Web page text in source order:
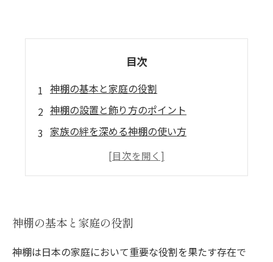
目次
神棚の基本と家庭の役割
神棚の設置と飾り方のポイント
家族の絆を深める神棚の使い方
日々の感謝と祈りの習慣
神棚を通じたコミュニケーションの重要性
神棚の基本と家庭の役割
神棚は日本の家庭において重要な役割を果たす存在で